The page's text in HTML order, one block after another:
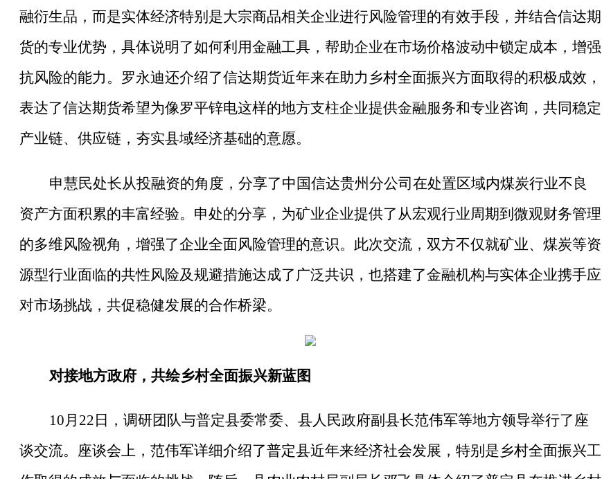
融衍生品，而是实体经济特别是大宗商品相关企业进行风险管理的有效手段，并结合信达期
货的专业优势，具体说明了如何利用金融工具，帮助企业在市场价格波动中锁定成本，增强
抗风险的能力。罗永迪还介绍了信达期货近年来在助力乡村全面振兴方面取得的积极成效，
表达了信达期货希望为像罗平锌电这样的地方支柱企业提供金融服务和专业咨询，共同稳定
产业链、供应链，夯实县域经济基础的意愿。
申慧民处长从投融资的角度，分享了中国信达贵州分公司在处置区域内煤炭行业不良
资产方面积累的丰富经验。申处的分享，为矿业企业提供了从宏观行业周期到微观财务管理
的多维风险视角，增强了企业全面风险管理的意识。此次交流，双方不仅就矿业、煤炭等资
源型行业面临的共性风险及规避措施达成了广泛共识，也搭建了金融机构与实体企业携手应
对市场挑战，共促稳健发展的合作桥梁。
对接地方政府，共绘乡村全面振兴新蓝图
10月22日，调研团队与普定县委常委、县人民政府副县长范伟军等地方领导举行了座
谈交流。座谈会上，范伟军详细介绍了普定县近年来经济社会发展，特别是乡村全面振兴工